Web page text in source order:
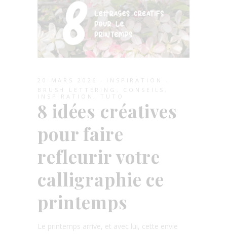
20 MARS 2026
INSPIRATION
BRUSH LETTERING
CONSEILS
INSPIRATION
TUTO
8 idées créatives
pour faire
refleurir votre
calligraphie ce
printemps
Le printemps arrive, et avec lui, cette envie